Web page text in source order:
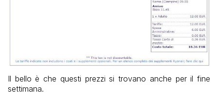
Il bello è che questi prezzi si trovano anche per il fine
settimana.